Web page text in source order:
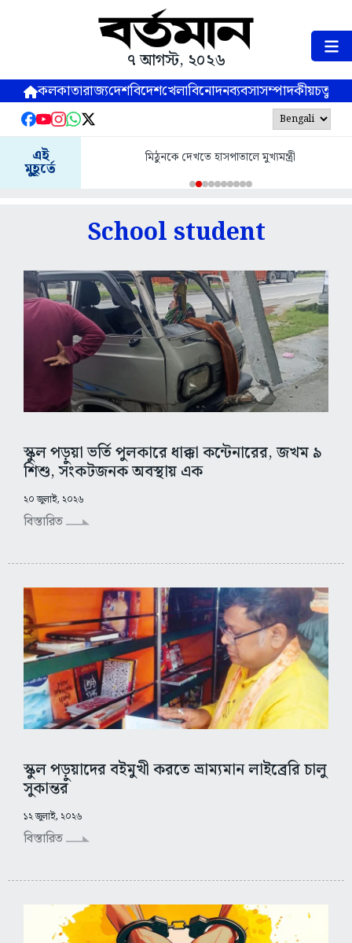
৭ আগস্ট, ২০২৬
কলকাতারাজ্যদেশবিদেশখেলাবিনোদনব্যবসাসম্পাদকীয়
এই
মুহূর্তে
মিঠুনকে দেখতে হাসপাতালে মুখ্যমন্ত্রী
School student
স্কুল পড়ুয়া ভর্তি পুলকারে ধাক্কা কন্টেনারের, জখম ৯
শিশু, সংকটজনক অবস্থায় এক
২০ জুলাই, ২০২৬
বিস্তারিত
স্কুল পড়ুয়াদের বইমুখী করতে ভ্রাম্যমান লাইব্রেরি চালু
সুকান্তর
১২ জুলাই, ২০২৬
বিস্তারিত